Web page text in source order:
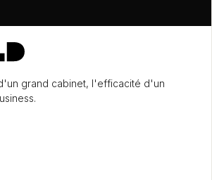
grand cabinet, l'efficacité d'un